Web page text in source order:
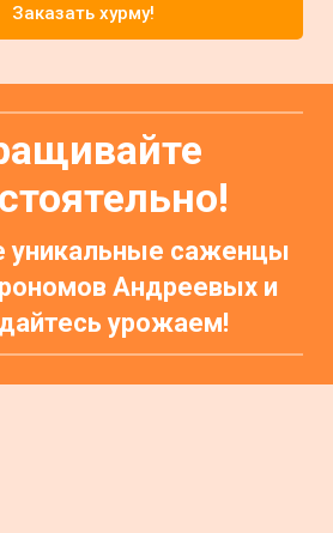
Заказать хурму!
уникальные саженцы
Андреевых и
урожаем!